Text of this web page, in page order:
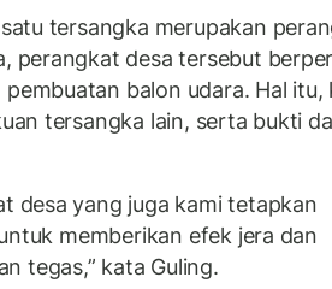
tersangka merupakan
perangkat desa tersebut
balon udara. Hal itu,
tersangka lain, serta bukti
desa yang juga kami tetapkan
memberikan efek jera dan
tegas,” kata Guling.